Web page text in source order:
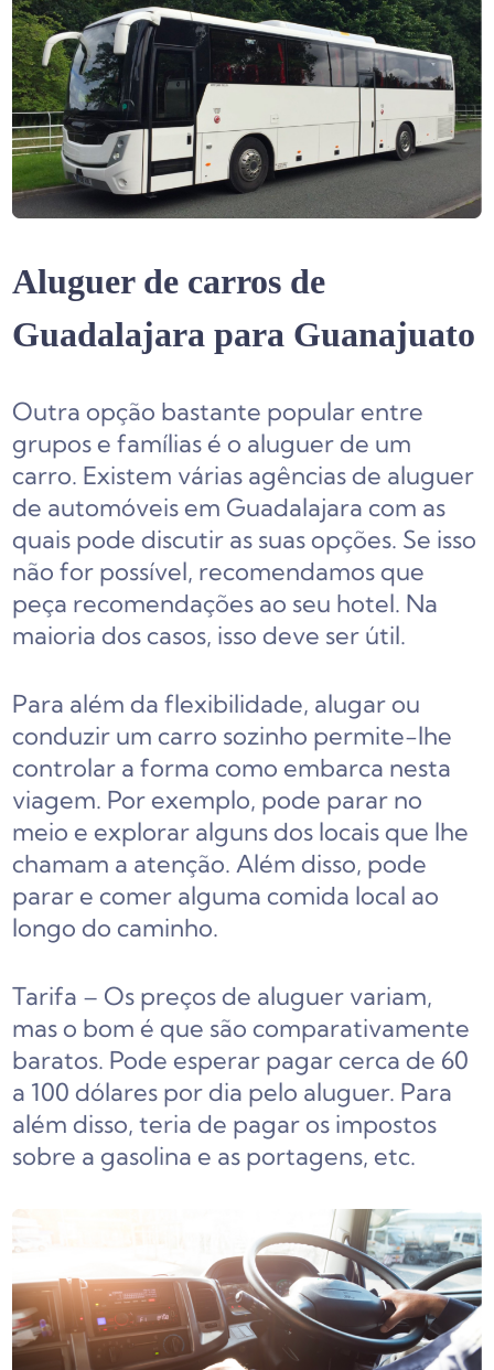
Aluguer de carros de
Guadalajara para Guanajuato
Outra opção bastante popular entre
grupos e famílias é o aluguer de um
carro. Existem várias agências de aluguer
de automóveis em Guadalajara com as
quais pode discutir as suas opções. Se isso
não for possível, recomendamos que
peça recomendações ao seu hotel. Na
maioria dos casos, isso deve ser útil.
Para além da flexibilidade, alugar ou
conduzir um carro sozinho permite-lhe
controlar a forma como embarca nesta
viagem. Por exemplo, pode parar no
meio e explorar alguns dos locais que lhe
chamam a atenção. Além disso, pode
parar e comer alguma comida local ao
longo do caminho.
Tarifa – Os preços de aluguer variam,
mas o bom é que são comparativamente
baratos. Pode esperar pagar cerca de 60
a 100 dólares por dia pelo aluguer. Para
além disso, teria de pagar os impostos
sobre a gasolina e as portagens, etc.